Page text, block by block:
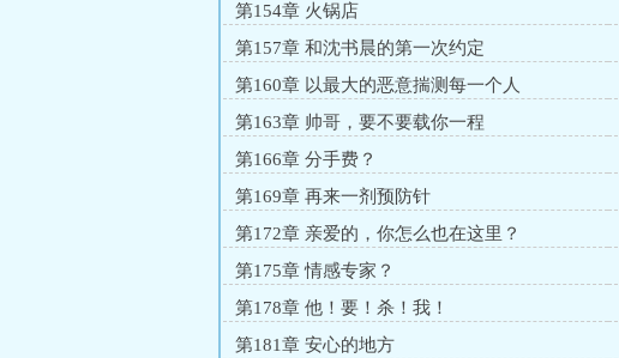
第154章 火锅店
第157章 和沈书晨的第一次约定
第160章 以最大的恶意揣测每一个人
第163章 帅哥，要不要载你一程
第166章 分手费？
第169章 再来一剂预防针
第172章 亲爱的，你怎么也在这里？
第175章 情感专家？
第178章 他！要！杀！我！
第181章 安心的地方